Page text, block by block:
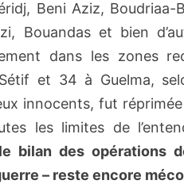
Beni Aziz,
Bouandas et bien
dans les zones
et 34 à Guelma,
innocents, fut
les limites de
bilan des opérations
– reste encore